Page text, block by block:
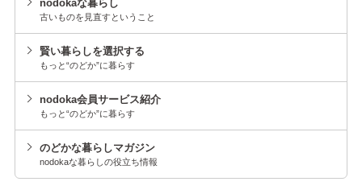
nodokaな暮らし
古いものを見直すということ
賢い暮らしを選択する
もっと“のどか”に暮らす
nodoka会員サービス紹介
もっと“のどか”に暮らす
のどかな暮らしマガジン
nodokaな暮らしの役立ち情報